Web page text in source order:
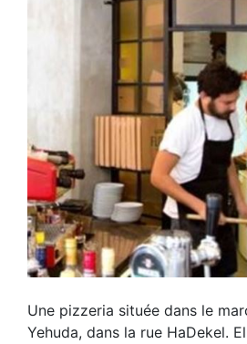
Une pizzeria située dans le
Yehuda, dans la rue HaDekel.